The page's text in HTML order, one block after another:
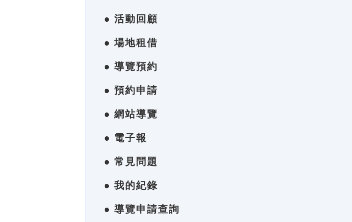
● 活動回顧
● 場地租借
● 導覽預約
● 預約申請
● 網站導覽
● 電子報
● 常見問題
● 我的紀錄
● 導覽申請查詢